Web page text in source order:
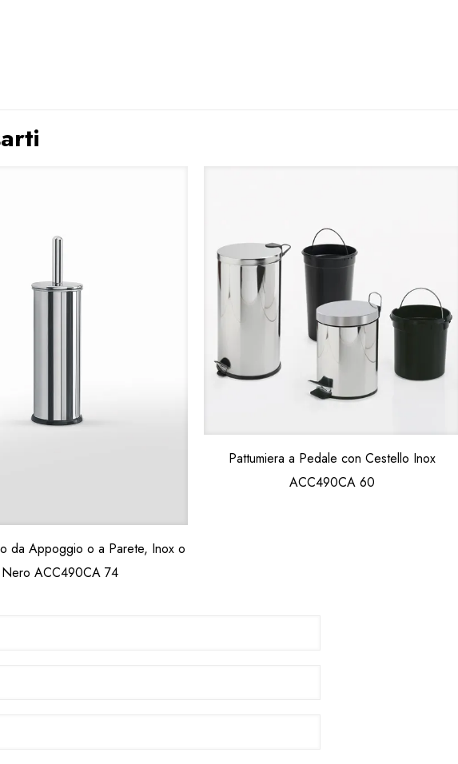
da Appoggio o a Parete, Inox o
Nero ACC490CA 74
Pattumiera a Pedale con Cestello Inox
ACC490CA 60